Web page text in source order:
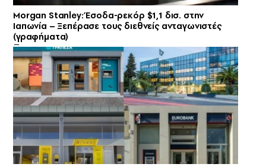
Morgan Stanley: Έσοδα-ρεκόρ $1,1 δισ. στην
Ιαπωνία – Ξεπέρασε τους διεθνείς ανταγωνιστές
(γραφήματα)